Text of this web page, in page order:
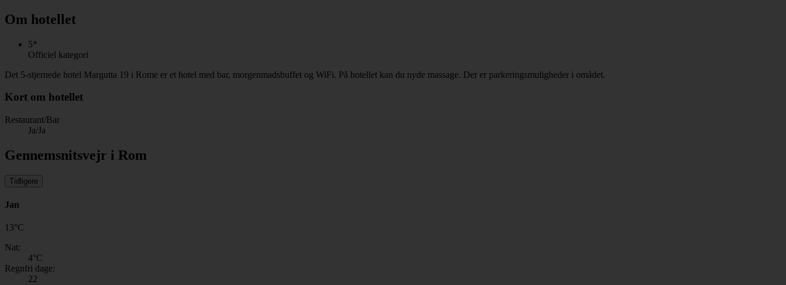
Om hotellet
5*
Officiel kategori
Det 5-stjernede hotel Margutta 19 i Rome er et hotel med bar, morgenmadsbuffet og WiFi. På hotellet kan du nyde massage. Der er parkeringsmuligheder i omådet.
Kort om hotellet
Restaurant/Bar
Ja/Ja
Gennemsnitsvejr i Rom
Tidligere
Jan
13°C
Nat:
4°C
Regnfri dage:
22